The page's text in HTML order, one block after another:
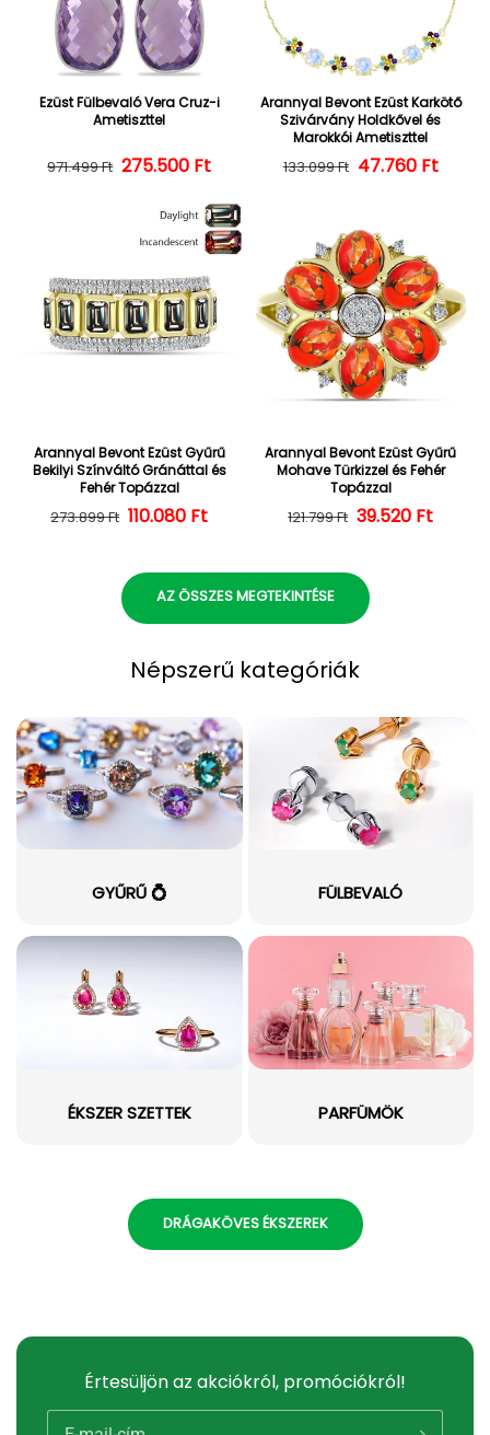
Ezüst Fülbevaló Vera Cruz-i
Ametiszttel
Normál ár
971.499 Ft Kedvezményes ár
275.500 Ft
Arannyal Bevont Ezüst Karkötő
Szivárvány Holdkővel és
Marokkói Ametiszttel
Normál ár
133.099 Ft 47.760 Ft
Arannyal Bevont Ezüst Gyűrű
Bekilyi Színváltó Gránáttal és
Fehér Topázzal
Normál ár
273.899 Ft Kedvezményes ár
110.080 Ft
Arannyal Bevont Ezüst Gyűrű
Mohave Türkizzel és Fehér
Topázzal
Normál ár
121.799 Ft 39.520 Ft
AZ ÖSSZES MEGTEKINTÉSE
Népszerű kategóriák
GYŰRŰ 💍 FÜLBEVALÓ
ÉKSZER SZETTEK PARFÜMÖK
DRÁGAKÖVES ÉKSZEREK
Értesüljön az akciókról, promóciókról!